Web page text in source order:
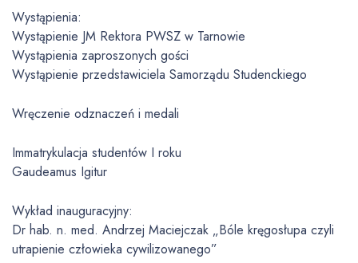
Wystąpienia:
Wystąpienie JM Rektora PWSZ w Tarnowie
Wystąpienia zaproszonych gości
Wystąpienie przedstawiciela Samorządu Studenckiego
Wręczenie odznaczeń i medali
Immatrykulacja studentów I roku
Gaudeamus Igitur
Wykład inauguracyjny:
Dr hab. n. med. Andrzej Maciejczak „Bóle kręgosłupa czyli
utrapienie człowieka cywilizowanego”